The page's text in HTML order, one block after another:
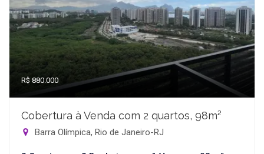
R$ 880.000
Cobertura à Venda com 2 quartos, 98m²
Barra Olímpica, Rio de Janeiro-RJ